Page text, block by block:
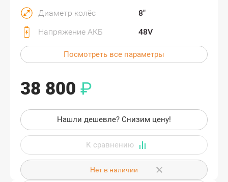
Диаметр колёс
8"
Напряжение АКБ
48V
Посмотреть все параметры
38 800 ₽
Нашли дешевле? Снизим цену!
Нет в наличии